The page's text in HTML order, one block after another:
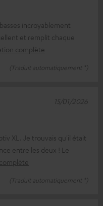
incroyablement
et remplit chaque
complète
(Traduit automatiquement *)
XL. Je trouvais qu'il était
entre les deux ! Le
complète
(Traduit automatiquement *)
15/01/2026